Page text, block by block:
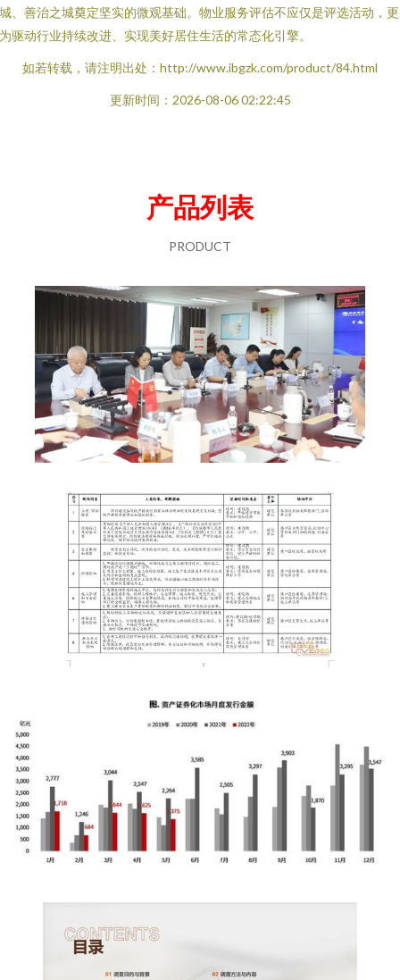
、善治之城奠定坚实的微观基础。物业服务评估不应仅是评选活动，
驱动行业持续改进、实现美好居住生活的常态化引擎。
如若转载，请注明出处：http://www.ibgzk.com/product/84.html
更新时间：2026-08-06 02:22:45
产品列表
PRODUCT